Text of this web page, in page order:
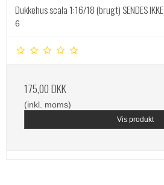
Dukkehus scala 1:16/18 (brugt) SENDES IKKE
6
175,00 DKK
(inkl. moms)
Vis produkt